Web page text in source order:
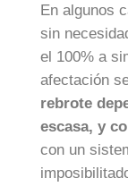
En algunos
sin
el 100% a
afectación
rebrote
escasa, y
con un